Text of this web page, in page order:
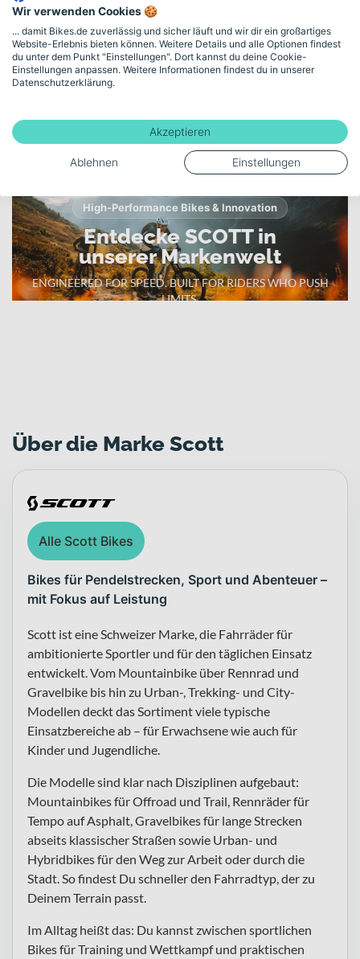
bekommst ein durchdachtes Gesamtsystem aus Rahmen, Fahrwerk
und Antrieb, das auf langen Touren ebenso überzeugt wie auf
technisch anspruchsvollen Trails – sportlich, leistungsstark und
kompromisslos auf Offroad-Einsatz ausgerichtet.
20mph
Akku-Kapazität (Wh)
750
Mehr anzeigen
High-Performance Bikes & Innovation
Entdecke SCOTT in
unserer Markenwelt
ENGINEERED FOR SPEED. BUILT FOR RIDERS WHO PUSH
LIMITS.
Über die Marke Scott
Alle Scott Bikes
Bikes für Pendelstrecken, Sport und Abenteuer –
mit Fokus auf Leistung
Scott ist eine Schweizer Marke, die Fahrräder für
ambitionierte Sportler und für den täglichen Einsatz
entwickelt. Vom Mountainbike über Rennrad und
Gravelbike bis hin zu Urban-, Trekking- und City-
Modellen deckt das Sortiment viele typische
Einsatzbereiche ab – für Erwachsene wie auch für
Kinder und Jugendliche.
Die Modelle sind klar nach Disziplinen aufgebaut:
Mountainbikes für Offroad und Trail, Rennräder für
Tempo auf Asphalt, Gravelbikes für lange Strecken
abseits klassischer Straßen sowie Urban- und
Hybridbikes für den Weg zur Arbeit oder durch die
Stadt. So findest Du schneller den Fahrradtyp, der zu
Deinem Terrain passt.
Im Alltag heißt das: Du kannst zwischen sportlichen
Bikes für Training und Wettkampf und praktischen
Wir verwenden Cookies 🍪
... damit Bikes.de zuverlässig und sicher läuft und wir dir ein großartiges
Website-Erlebnis bieten können. Weitere Details und alle Optionen findest
du unter dem Punkt "Einstellungen". Dort kannst du deine Cookie-
Einstellungen anpassen. Weitere Informationen findest du in unserer
Datenschutzerklärung.
Akzeptieren
Ablehnen Einstellungen